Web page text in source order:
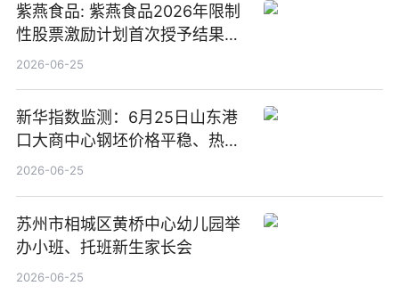
紫燕食品: 紫燕食品2026年限制
性股票激励计划首次授予结果公
告-微资讯
2026-06-25
新华指数监测：6月25日山东港
口大商中心钢坯价格平稳、热轧
C料价格微幅下跌
2026-06-25
苏州市相城区黄桥中心幼儿园举
办小班、托班新生家长会
2026-06-25